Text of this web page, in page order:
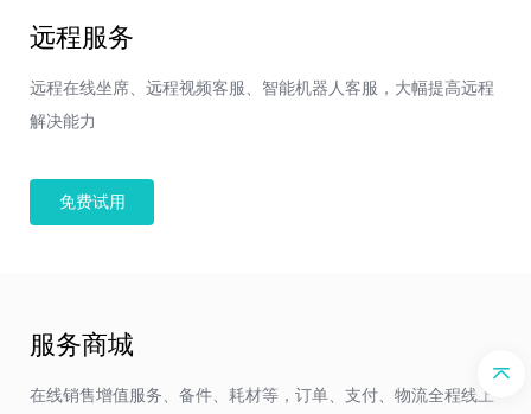
远程服务
远程在线坐席、远程视频客服、智能机器人客服，大幅提高远程
解决能力
免费试用
服务商城
在线销售增值服务、备件、耗材等，订单、支付、物流全程线上